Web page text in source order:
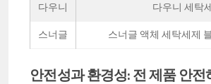
다우니 다우니 세탁
스너글 스너글 액체 세탁세제
안전성과 환경성: 전 제품 안